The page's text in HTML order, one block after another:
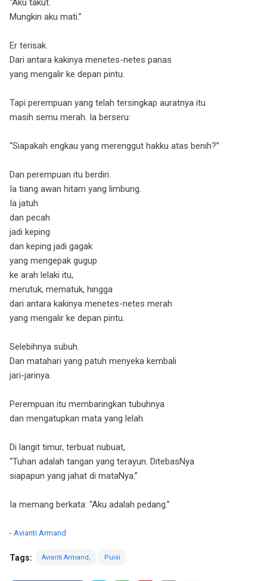
“Aku takut.
Mungkin aku mati.”
Er terisak.
Dari antara kakinya menetes-netes panas
yang mengalir ke depan pintu.
Tapi perempuan yang telah tersingkap auratnya itu
masih semu merah. Ia berseru:
“Siapakah engkau yang merenggut hakku atas benih?”
Dan perempuan itu berdiri.
Ia tiang awan hitam yang limbung.
Ia jatuh
dan pecah
jadi keping
dan keping jadi gagak
yang mengepak gugup
ke arah lelaki itu,
merutuk, mematuk, hingga
dari antara kakinya menetes-netes merah
yang mengalir ke depan pintu.
Selebihnya subuh.
Dan matahari yang patuh menyeka kembali
jari-jarinya.
Perempuan itu membaringkan tubuhnya
dan mengatupkan mata yang lelah.
Di langit timur, terbuat nubuat,
“Tuhan adalah tangan yang terayun. DitebasNya
siapapun yang jahat di mataNya.”
Ia memang berkata: “Aku adalah pedang.”
- Avianti Armand
Tags: Avianti Armand Puisi